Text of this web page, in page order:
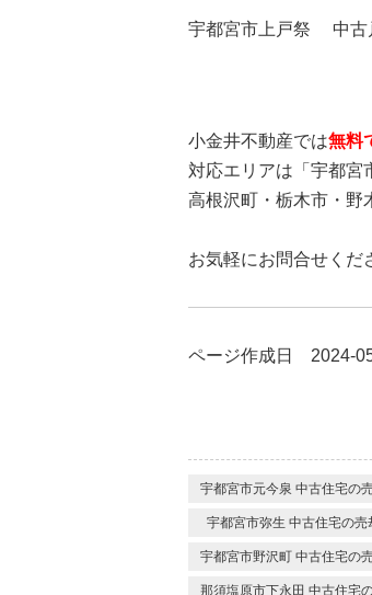
媒介契約の種類とは
宇都宮市上戸祭 中古
小金井不動産では無料
対応エリアは「宇都宮
高根沢町・栃木市・野
お気軽にお問合せくだ
ページ作成日 2024-
宇都宮市元今泉 中古住宅の
宇都宮市弥生 中古住宅の
宇都宮市野沢町 中古住宅の
那須塩原市下永田 中古住宅